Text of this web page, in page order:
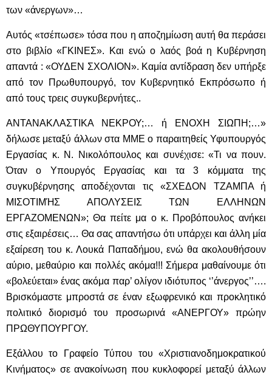
των «άνεργων»…
Αυτός «τσέπωσε» τόσα που η αποζημίωση αυτή θα περάσει
στο βιβλίο «ΓΚΙΝΕΣ». Και ενώ ο λαός βοά η Κυβέρνηση
απαντά : «ΟΥΔΕΝ ΣΧΟΛΙΟΝ». Καμία αντίδραση δεν υπήρξε
από τον Πρωθυπουργό, τον Κυβερνητικό Εκπρόσωπο ή
από τους τρεις συγκυβερνήτες..
ΑΝΤΑΝΑΚΛΑΣΤΙΚΑ ΝΕΚΡΟΥ;… ή ΕΝΟΧΗ ΣΙΩΠΗ;…»
δήλωσε μεταξύ άλλων στα ΜΜΕ ο παραιτηθείς Υφυπουργός
Εργασίας κ. Ν. Νικολόπουλος και συνέχισε: «Τι να πουν.
Όταν ο Υπουργός Εργασίας και τα 3 κόμματα της
συγκυβέρνησης αποδέχονται τις «ΣΧΕΔΟΝ ΤΖΑΜΠΑ ή
ΜΙΣΟΤΙΜΉΣ ΑΠΟΛΥΣΕΙΣ ΤΩΝ ΕΛΛΗΝΩΝ
ΕΡΓΑΖΟΜΕΝΩΝ»; Θα πείτε μα ο κ. Προβόπουλος ανήκει
στις εξαιρέσεις… Θα σας απαντήσω ότι υπάρχει και άλλη μία
εξαίρεση του κ. Λουκά Παπαδήμου, ενώ θα ακολουθήσουν
αύριο, μεθαύριο και πολλές ακόμα!!! Σήμερα μαθαίνουμε ότι
«βολεύεται» ένας ακόμα παρ’ ολίγον ιδιότυπος ‘’άνεργος’’….
Βρισκόμαστε μπροστά σε έναν εξωφρενικό και προκλητικό
πολιτικό διορισμό του προσωρινά «ΑΝΕΡΓΟΥ» πρώην
ΠΡΩΘΥΠΟΥΡΓΟΥ.
Εξάλλου το Γραφείο Τύπου του «Χριστιανοδημοκρατικού
Κινήματος» σε ανακοίνωση που κυκλοφορεί μεταξύ άλλων